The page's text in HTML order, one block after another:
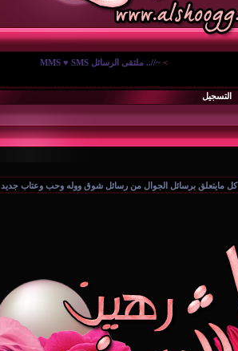
> ~//.. ملتقى الرسائل MMS ♥ SMS
التسجيل
كل مايتعلق برسائل الجوال من رسائل شوق ووله وحب وعتاب جديد MMS & SMS....الخ